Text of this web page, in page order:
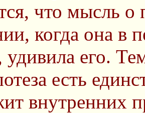
что мысль о
когда она в
удивила его.
есть
внутренних